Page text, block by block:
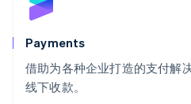
Payments
借助为各种企业打造的支付解
线下收款。
English
斯洛文尼亚
泰国
ไทยEnglish
希腊
English